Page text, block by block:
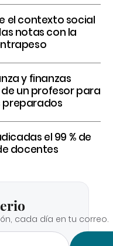
el contexto social
notas con la
y finanzas
un profesor para
preparados
el 99 % de
docentes
cada día en tu correo.